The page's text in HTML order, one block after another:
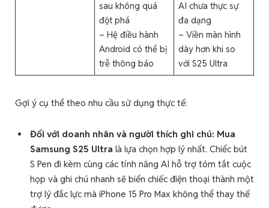
sau không quá
đột phá
– Hệ điều hành
Android có thể bị
trễ thông báo
AI chưa thực sự
đa dạng
– Viền màn hình
dày hơn khi so
với S25 Ultra
Gợi ý cụ thể theo nhu cầu sử dụng thực tế:
Đối với doanh nhân và người thích ghi chú: Mua
Samsung S25 Ultra là lựa chọn hợp lý nhất. Chiếc bút
S Pen đi kèm cùng các tính năng AI hỗ trợ tóm tắt cuộc
họp và ghi chú nhanh sẽ biến chiếc điện thoại thành một
trợ lý đắc lực mà iPhone 15 Pro Max không thể thay thế